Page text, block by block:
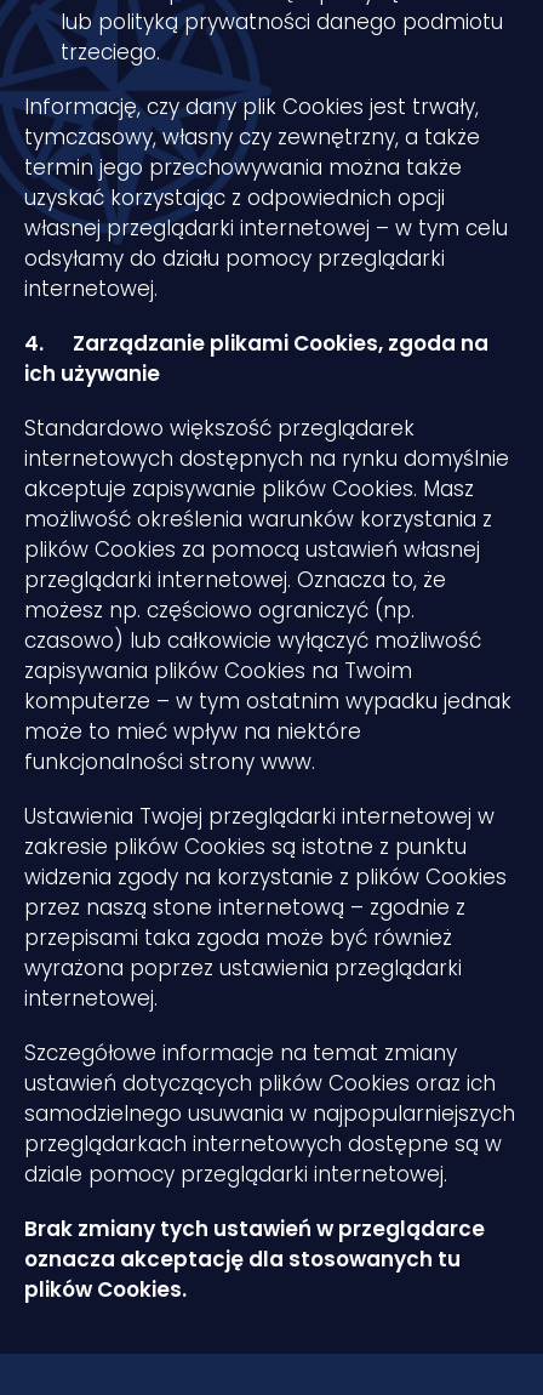
lub polityką prywatności danego podmiotu
trzeciego.
Informację, czy dany plik Cookies jest trwały,
tymczasowy, własny czy zewnętrzny, a także
termin jego przechowywania można także
uzyskać korzystając z odpowiednich opcji
własnej przeglądarki internetowej – w tym celu
odsyłamy do działu pomocy przeglądarki
internetowej.
4. Zarządzanie plikami Cookies, zgoda na
ich używanie
Standardowo większość przeglądarek
internetowych dostępnych na rynku domyślnie
akceptuje zapisywanie plików Cookies. Masz
możliwość określenia warunków korzystania z
plików Cookies za pomocą ustawień własnej
przeglądarki internetowej. Oznacza to, że
możesz np. częściowo ograniczyć (np.
czasowo) lub całkowicie wyłączyć możliwość
zapisywania plików Cookies na Twoim
komputerze – w tym ostatnim wypadku jednak
może to mieć wpływ na niektóre
funkcjonalności strony www.
Ustawienia Twojej przeglądarki internetowej w
zakresie plików Cookies są istotne z punktu
widzenia zgody na korzystanie z plików Cookies
przez naszą stone internetową – zgodnie z
przepisami taka zgoda może być również
wyrażona poprzez ustawienia przeglądarki
internetowej.
Szczegółowe informacje na temat zmiany
ustawień dotyczących plików Cookies oraz ich
samodzielnego usuwania w najpopularniejszych
przeglądarkach internetowych dostępne są w
dziale pomocy przeglądarki internetowej.
Brak zmiany tych ustawień w przeglądarce
oznacza akceptację dla stosowanych tu
plików Cookies.